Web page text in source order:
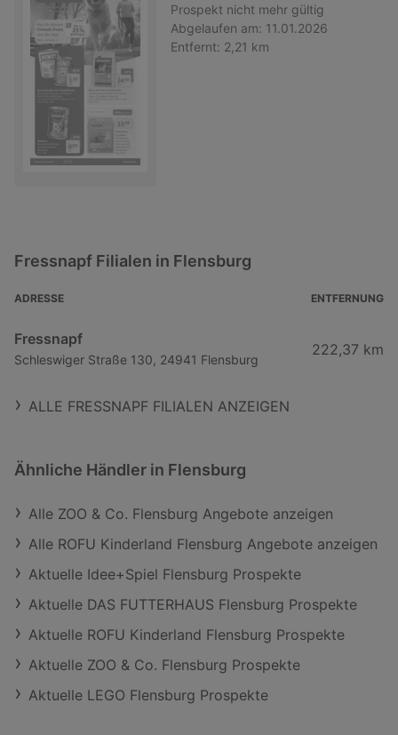
Prospekt nicht mehr gültig
Abgelaufen am: 11.01.2026
Entfernt: 2,21 km
Fressnapf Filialen in Flensburg
ADRESSE ENTFERNUNG
Fressnapf
Schleswiger Straße 130, 24941 Flensburg
222,37 km
ALLE FRESSNAPF FILIALEN ANZEIGEN
Ähnliche Händler in Flensburg
Alle ZOO & Co. Flensburg Angebote anzeigen
Alle ROFU Kinderland Flensburg Angebote anzeigen
Aktuelle Idee+Spiel Flensburg Prospekte
Aktuelle DAS FUTTERHAUS Flensburg Prospekte
Aktuelle ROFU Kinderland Flensburg Prospekte
Aktuelle ZOO & Co. Flensburg Prospekte
Aktuelle LEGO Flensburg Prospekte